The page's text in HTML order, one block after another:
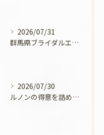
2026/07/31
群馬県ブライダルエステ💍
2026/07/30
ルノンの得意を詰めてみました🧡